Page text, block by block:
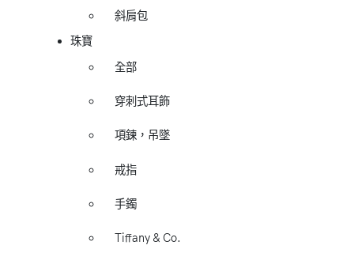
斜肩包
珠寶
全部
穿刺式耳飾
項鍊，吊墜
戒指
手鐲
Tiffany & Co.